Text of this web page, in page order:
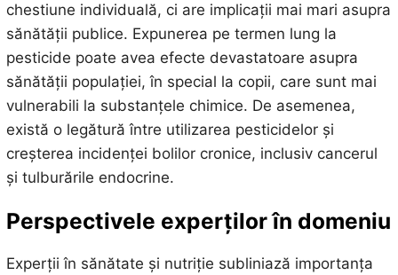
chestiune individuală, ci are implicații mai mari asupra
sănătății publice. Expunerea pe termen lung la
pesticide poate avea efecte devastatoare asupra
sănătății populației, în special la copii, care sunt mai
vulnerabili la substanțele chimice. De asemenea,
există o legătură între utilizarea pesticidelor și
creșterea incidenței bolilor cronice, inclusiv cancerul
și tulburările endocrine.
Perspectivele experților în domeniu
Experții în sănătate și nutriție subliniază importanța